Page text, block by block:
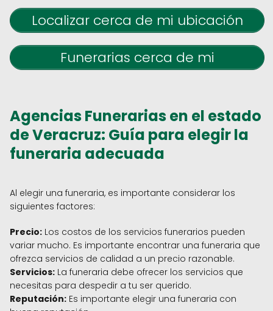
Localizar cerca de mi ubicación
Funerarias cerca de mi
Agencias Funerarias en el estado
de Veracruz: Guía para elegir la
funeraria adecuada
Al elegir una funeraria, es importante considerar los
siguientes factores:
Precio: Los costos de los servicios funerarios pueden
variar mucho. Es importante encontrar una funeraria que
ofrezca servicios de calidad a un precio razonable.
Servicios: La funeraria debe ofrecer los servicios que
necesitas para despedir a tu ser querido.
Reputación: Es importante elegir una funeraria con